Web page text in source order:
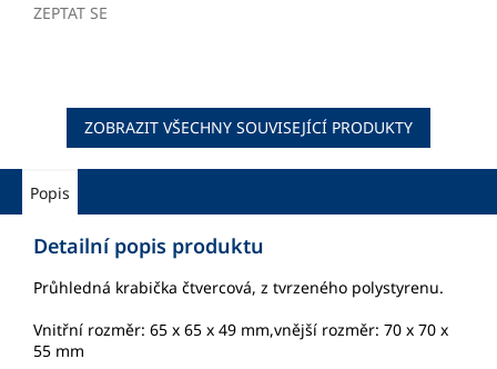
ZEPTAT SE
ZOBRAZIT VŠECHNY SOUVISEJÍCÍ PRODUKTY
Popis
Detailní popis produktu
Průhledná krabička čtvercová, z tvrzeného polystyrenu.
Vnitřní rozměr: 65 x 65 x 49 mm,vnější rozměr: 70 x 70 x
55 mm